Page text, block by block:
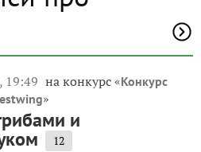
19:49 на конкурс «Конкурс
»
и
12